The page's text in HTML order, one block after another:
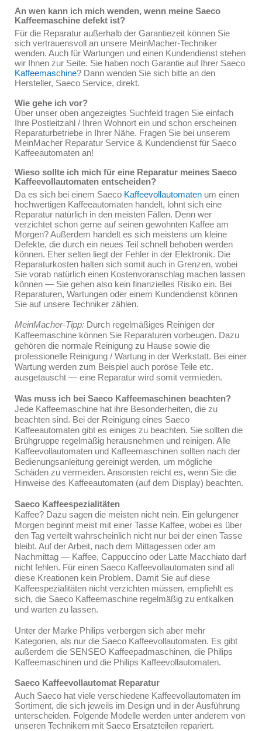
An wen kann ich mich wenden, wenn meine Saeco
Kaffeemaschine defekt ist?
Für die Reparatur außerhalb der Garantiezeit können Sie
sich vertrauensvoll an unsere MeinMacher-Techniker
wenden. Auch für Wartungen und einen Kundendienst stehen
wir Ihnen zur Seite. Sie haben noch Garantie auf Ihrer Saeco
Kaffeemaschine? Dann wenden Sie sich bitte an den
Hersteller, Saeco Service, direkt.
Wie gehe ich vor?
Über unser oben angezeigtes Suchfeld tragen Sie einfach
Ihre Postleitzahl / Ihren Wohnort ein und schon erscheinen
Reparaturbetriebe in Ihrer Nähe. Fragen Sie bei unserem
MeinMacher Reparatur Service & Kundendienst für Saeco
Kaffeeautomaten an!
Wieso sollte ich mich für eine Reparatur meines Saeco
Kaffeevollautomaten entscheiden?
Da es sich bei einem Saeco Kaffeevollautomaten um einen
hochwertigen Kaffeeautomaten handelt, lohnt sich eine
Reparatur natürlich in den meisten Fällen. Denn wer
verzichtet schon gerne auf seinen gewohnten Kaffee am
Morgen? Außerdem handelt es sich meistens um kleine
Defekte, die durch ein neues Teil schnell behoben werden
können. Eher selten liegt der Fehler in der Elektronik. Die
Reparaturkosten halten sich somit auch in Grenzen, wobei
Sie vorab natürlich einen Kostenvoranschlag machen lassen
können — Sie gehen also kein finanzielles Risiko ein. Bei
Reparaturen, Wartungen oder einem Kundendienst können
Sie auf unsere Techniker zählen.
MeinMacher-Tipp: Durch regelmäßiges Reinigen der
Kaffeemaschine können Sie Reparaturen vorbeugen. Dazu
gehören die normale Reinigung zu Hause sowie die
professionelle Reinigung / Wartung in der Werkstatt. Bei einer
Wartung werden zum Beispiel auch poröse Teile etc.
ausgetauscht — eine Reparatur wird somit vermieden.
Was muss ich bei Saeco Kaffeemaschinen beachten?
Jede Kaffeemaschine hat ihre Besonderheiten, die zu
beachten sind. Bei der Reinigung eines Saeco
Kaffeeautomaten gibt es einiges zu beachten. Sie sollten die
Brühgruppe regelmäßig herausnehmen und reinigen. Alle
Kaffeevollautomaten und Kaffeemaschinen sollten nach der
Bedienungsanleitung gereinigt werden, um mögliche
Schäden zu vermeiden. Ansonsten reicht es, wenn Sie die
Hinweise des Kaffeeautomaten (auf dem Display) beachten.
Saeco Kaffeespezialitäten
Kaffee? Dazu sagen die meisten nicht nein. Ein gelungener
Morgen beginnt meist mit einer Tasse Kaffee, wobei es über
den Tag verteilt wahrscheinlich nicht nur bei der einen Tasse
bleibt. Auf der Arbeit, nach dem Mittagessen oder am
Nachmittag — Kaffee, Cappuccino oder Latte Macchiato darf
nicht fehlen. Für einen Saeco Kaffeevollautomaten sind all
diese Kreationen kein Problem. Damit Sie auf diese
Kaffeespezialitäten nicht verzichten müssen, empfiehlt es
sich, die Saeco Kaffeemaschine regelmäßig zu entkalken
und warten zu lassen.
Unter der Marke Philips verbergen sich aber mehr
Kategorien, als nur die Saeco Kaffeevollautomaten. Es gibt
außerdem die SENSEO Kaffeepadmaschinen, die Philips
Kaffeemaschinen und die Philips Kaffeevollautomaten.
Saeco Kaffeevollautomat Reparatur
Auch Saeco hat viele verschiedene Kaffeevollautomaten im
Sortiment, die sich jeweils im Design und in der Ausführung
unterscheiden. Folgende Modelle werden unter anderem von
unseren Technikern mit Saeco Ersatzteilen repariert.